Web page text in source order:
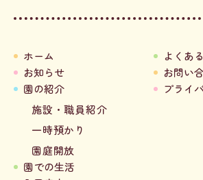
ホーム
お知らせ
園の紹介
施設・職員紹介
一時預かり
園庭開放
園での生活
よくあ
お問い
プライ